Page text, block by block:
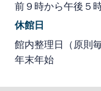
前９時から午後５
休館日
館内整理日（原則
年末年始